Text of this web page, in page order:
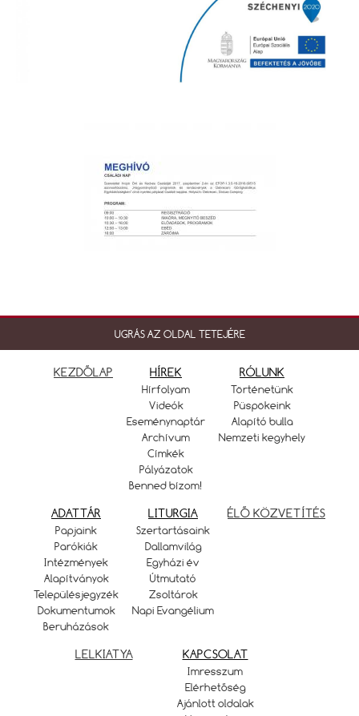
UGRÁS AZ OLDAL TETEJÉRE
KEZDŐLAP HÍREK
Hírfolyam
Videók
Eseménynaptár
Archívum
Címkék
Pályázatok
Benned bízom!
RÓLUNK
Történetünk
Püspökeink
Alapító bulla
Nemzeti kegyhely
ADATTÁR
Papjaink
Parókiák
Intézmények
Alapítványok
Településjegyzék
Dokumentumok
Beruházások
LITURGIA
Szertartásaink
Dallamvilág
Egyházi év
Útmutató
Zsoltárok
Napi Evangélium
ÉLŐ KÖZVETÍTÉS
LELKIATYA KAPCSOLAT
Imresszum
Elérhetőség
Ajánlott oldalak